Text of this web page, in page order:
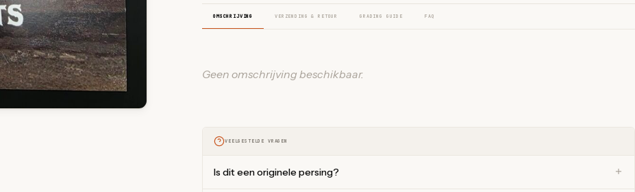
OMSCHRIJVING VERZENDING & RETOUR GRADING GUIDE FAQ
Geen omschrijving beschikbaar.
VEELGESTELDE VRAGEN
Is dit een originele persing?